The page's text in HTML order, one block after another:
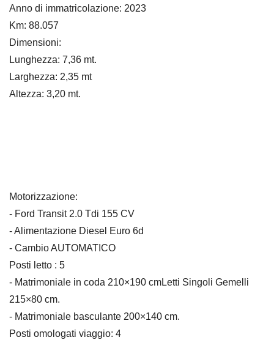
Anno di immatricolazione: 2023
Km: 88.057
Dimensioni:
Lunghezza: 7,36 mt.
Larghezza: 2,35 mt
Altezza: 3,20 mt.
Motorizzazione:
- Ford Transit 2.0 Tdi 155 CV
- Alimentazione Diesel Euro 6d
- Cambio AUTOMATICO
Posti letto : 5
- Matrimoniale in coda 210×190 cmLetti Singoli Gemelli
215×80 cm.
- Matrimoniale basculante 200×140 cm.
Posti omologati viaggio: 4